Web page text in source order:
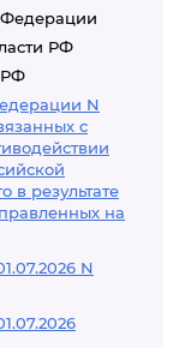
Федерации
РФ
РФ
N
с
в результате
на
N